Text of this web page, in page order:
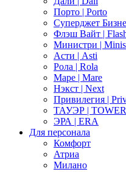
Порто | Porto
Суперджет
Флэш Вайт |
Министри |
Асти | Asti
Рола | Rola
Маре | Mare
Нэкст | Next
Привилегия |
ТАУЭР | TOWER
ЭРА | ERA
Для персонала
Комфорт
Атриа
Милано